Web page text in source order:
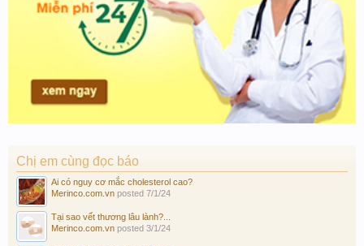
Chị em cùng đọc báo
Ai có nguy cơ mắc cholesterol cao?
Merinco.com.vn posted 7/1/24
Tại sao vết thương lâu lành?...
Merinco.com.vn posted 3/1/24